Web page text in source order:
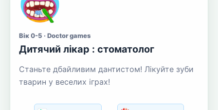
Вік 0-5 · Doctor games
Дитячий лікар : стоматолог
Станьте дбайливим дантистом! Лікуйте зуби
тварин у веселих іграх!